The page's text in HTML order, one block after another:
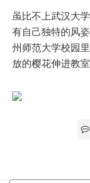
虽比不上武汉大
有自己独特的风
州师范大学校园
放的樱花伸进教